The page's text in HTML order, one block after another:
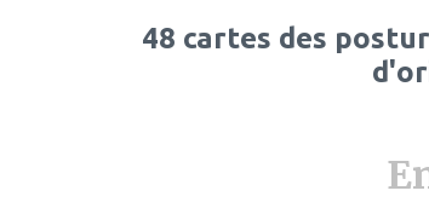
48 cartes des